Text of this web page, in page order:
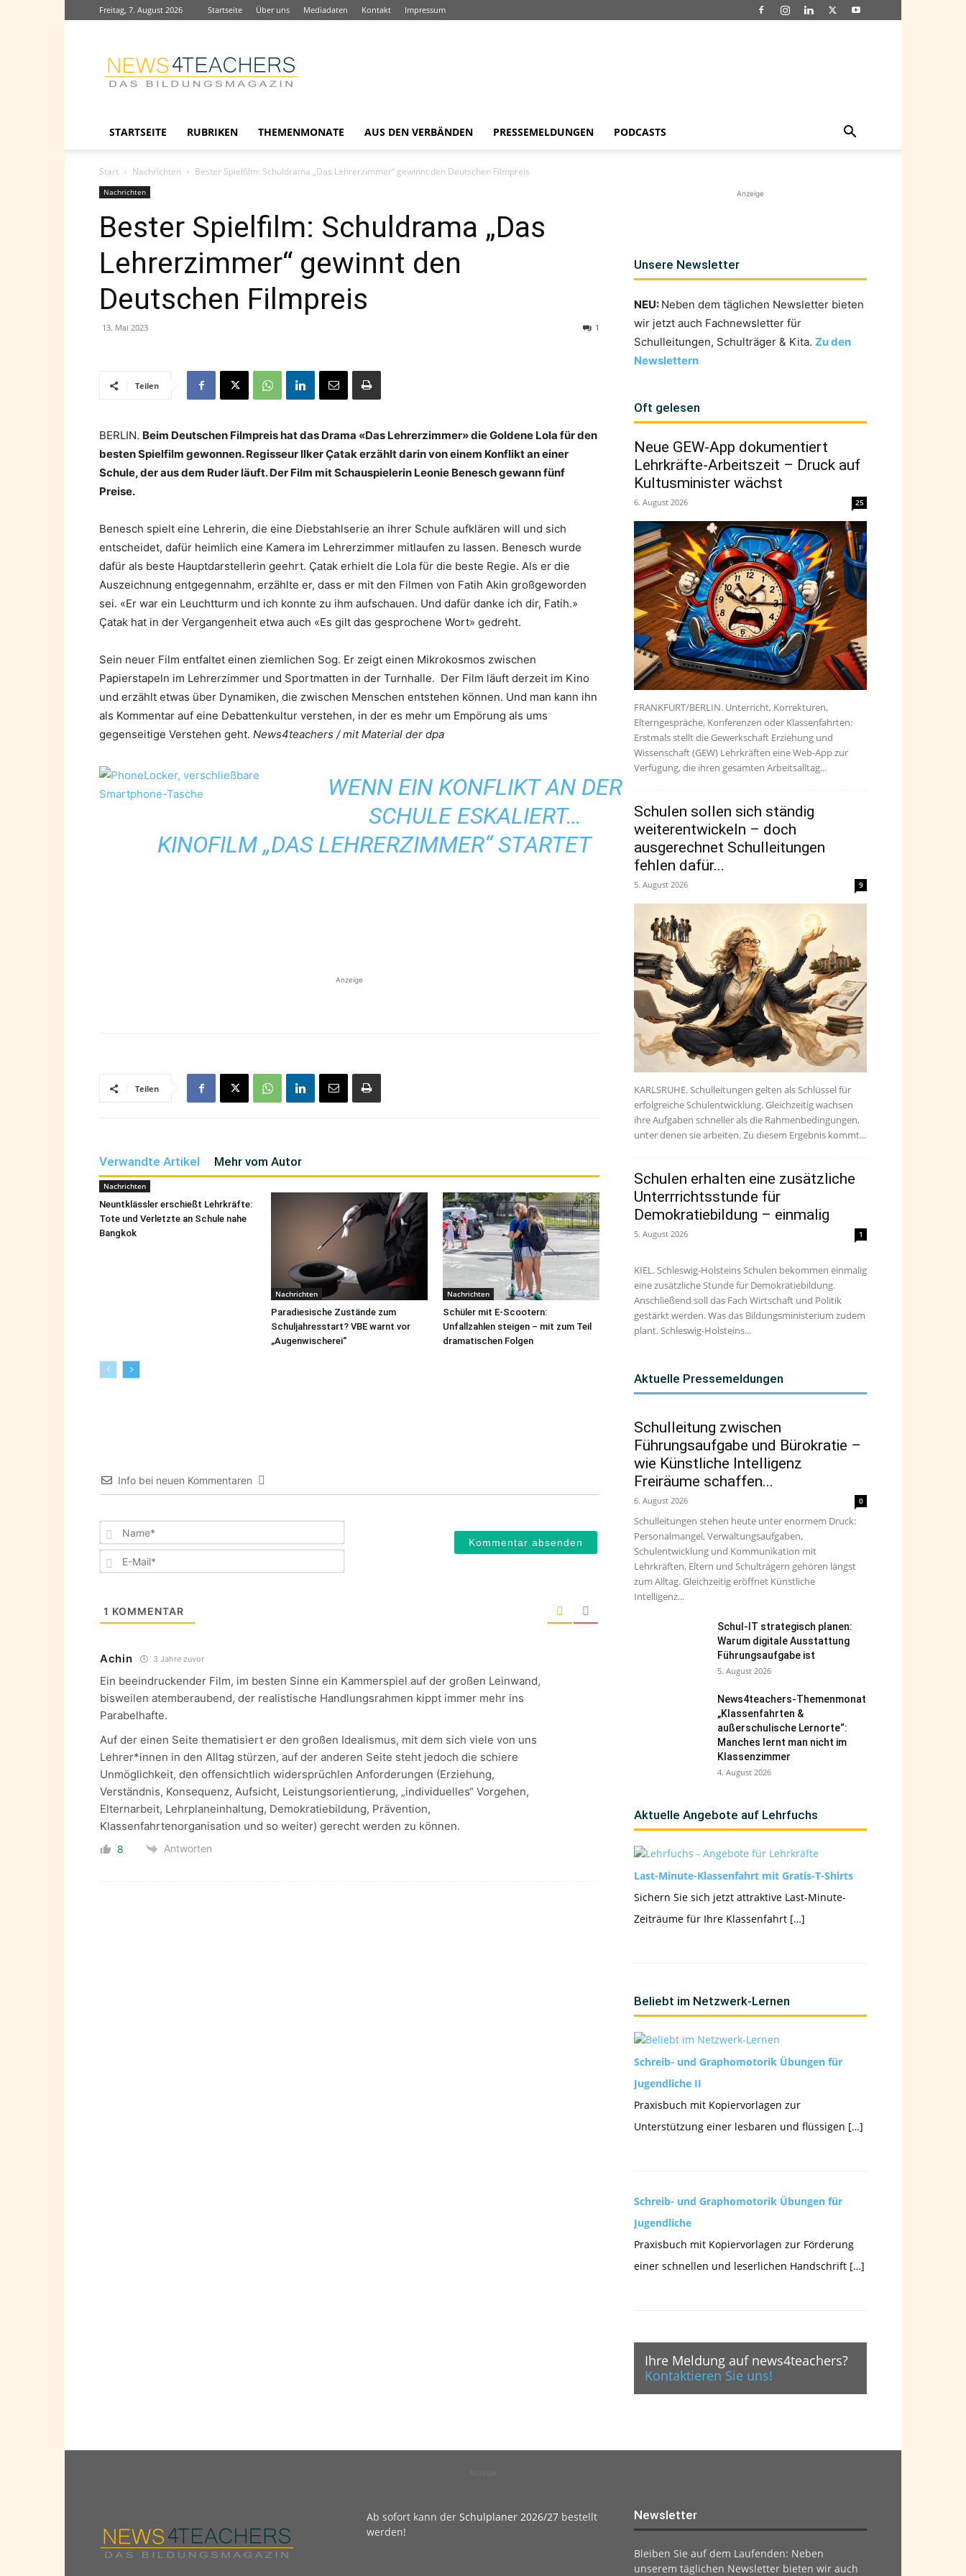
Freitag, 7. August 2026 Startseite Über uns Mediadaten Kontakt Impressum
STARTSEITE RUBRIKEN THEMENMONATE AUS DEN VERBÄNDEN PRESSEMELDUNGEN PODCASTS
Start Nachrichten Bester Spielfilm: Schuldrama „Das Lehrerzimmer“ gewinnt den Deutschen Filmpreis
Nachrichten
Bester Spielfilm: Schuldrama „Das
Lehrerzimmer“ gewinnt den
Deutschen Filmpreis
13. Mai 2023 1
Teilen
BERLIN. Beim Deutschen Filmpreis hat das Drama «Das Lehrerzimmer» die Goldene Lola für den
besten Spielfilm gewonnen. Regisseur Ilker Çatak erzählt darin von einem Konflikt an einer
Schule, der aus dem Ruder läuft. Der Film mit Schauspielerin Leonie Benesch gewann fünf
Preise.
Benesch spielt eine Lehrerin, die eine Diebstahlserie an ihrer Schule aufklären will und sich
entscheidet, dafür heimlich eine Kamera im Lehrerzimmer mitlaufen zu lassen. Benesch wurde
dafür als beste Hauptdarstellerin geehrt. Çatak erhielt die Lola für die beste Regie. Als er die
Auszeichnung entgegennahm, erzählte er, dass er mit den Filmen von Fatih Akin großgeworden
sei. «Er war ein Leuchtturm und ich konnte zu ihm aufschauen. Und dafür danke ich dir, Fatih.»
Çatak hat in der Vergangenheit etwa auch «Es gilt das gesprochene Wort» gedreht.
Sein neuer Film entfaltet einen ziemlichen Sog. Er zeigt einen Mikrokosmos zwischen
Papierstapeln im Lehrerzimmer und Sportmatten in der Turnhalle. Der Film läuft derzeit im Kino
und erzählt etwas über Dynamiken, die zwischen Menschen entstehen können. Und man kann ihn
als Kommentar auf eine Debattenkultur verstehen, in der es mehr um Empörung als ums
gegenseitige Verstehen geht. News4teachers / mit Material der dpa
WENN EIN KONFLIKT AN DER
SCHULE ESKALIERT…
KINOFILM „DAS LEHRERZIMMER“ STARTET
Anzeige
Teilen
Verwandte Artikel Mehr vom Autor
Nachrichten
Neuntklässler erschießt Lehrkräfte:
Tote und Verletzte an Schule nahe
Bangkok
Nachrichten
Paradiesische Zustände zum
Schuljahresstart? VBE warnt vor
„Augenwischerei“
Nachrichten
Schüler mit E-Scootern:
Unfallzahlen steigen – mit zum Teil
dramatischen Folgen
Info bei neuen Kommentaren
Name*
E-
1 KOMMENTAR
Achin 3 Jahre zuvor
Ein beeindruckender Film, im besten Sinne ein Kammerspiel auf der großen Leinwand,
bisweilen atemberaubend, der realistische Handlungsrahmen kippt immer mehr ins
Parabelhafte.
Auf der einen Seite thematisiert er den großen Idealismus, mit dem sich viele von uns
Lehrer*innen in den Alltag stürzen, auf der anderen Seite steht jedoch die schiere
Unmöglichkeit, den offensichtlich widersprüchlen Anforderungen (Erziehung,
Verständnis, Konsequenz, Aufsicht, Leistungsorientierung, „individuelles“ Vorgehen,
Elternarbeit, Lehrplaneinhaltung, Demokratiebildung, Prävention,
Klassenfahrtenorganisation und so weiter) gerecht werden zu können.
8 Antworten
Anzeige
Unsere Newsletter
NEU: Neben dem täglichen Newsletter bieten
wir jetzt auch Fachnewsletter für
Schulleitungen, Schulträger & Kita. Zu den
Newslettern
Oft gelesen
Neue GEW-App dokumentiert
Lehrkräfte-Arbeitszeit – Druck auf
Kultusminister wächst
6. August 2026 25
FRANKFURT/BERLIN. Unterricht, Korrekturen,
Elterngespräche, Konferenzen oder Klassenfahrten:
Erstmals stellt die Gewerkschaft Erziehung und
Wissenschaft (GEW) Lehrkräften eine Web-App zur
Verfügung, die ihren gesamten Arbeitsalltag...
Schulen sollen sich ständig
weiterentwickeln – doch
ausgerechnet Schulleitungen
fehlen dafür...
5. August 2026 9
KARLSRUHE. Schulleitungen gelten als Schlüssel für
erfolgreiche Schulentwicklung. Gleichzeitig wachsen
ihre Aufgaben schneller als die Rahmenbedingungen,
unter denen sie arbeiten. Zu diesem Ergebnis kommt...
Schulen erhalten eine zusätzliche
Unterrrichtsstunde für
Demokratiebildung – einmalig
5. August 2026 1
KIEL. Schleswig-Holsteins Schulen bekommen einmalig
eine zusätzliche Stunde für Demokratiebildung.
Anschließend soll das Fach Wirtschaft und Politik
gestärkt werden. Was das Bildungsministerium zudem
plant. Schleswig-Holsteins...
Aktuelle Pressemeldungen
Schulleitung zwischen
Führungsaufgabe und Bürokratie –
wie Künstliche Intelligenz
Freiräume schaffen...
6. August 2026 0
Schulleitungen stehen heute unter enormem Druck:
Personalmangel, Verwaltungsaufgaben,
Schulentwicklung und Kommunikation mit
Lehrkräften, Eltern und Schulträgern gehören längst
zum Alltag. Gleichzeitig eröffnet Künstliche
Intelligenz...
Schul-IT strategisch planen:
Warum digitale Ausstattung
Führungsaufgabe ist
5. August 2026
News4teachers-Themenmonat
„Klassenfahrten &
außerschulische Lernorte“:
Manches lernt man nicht im
Klassenzimmer
4. August 2026
Aktuelle Angebote auf Lehrfuchs
Last-Minute-Klassenfahrt mit Gratis-T-Shirts
Sichern Sie sich jetzt attraktive Last-Minute-
Zeiträume für Ihre Klassenfahrt […]
Beliebt im Netzwerk-Lernen
Schreib- und Graphomotorik Übungen für
Jugendliche II
Praxisbuch mit Kopiervorlagen zur
Unterstützung einer lesbaren und flüssigen […]
Schreib- und Graphomotorik Übungen für
Jugendliche
Praxisbuch mit Kopiervorlagen zur Förderung
einer schnellen und leserlichen Handschrift […]
Ihre Meldung auf news4teachers?
Kontaktieren Sie uns!
Ab sofort kann der Schulplaner 2026/27 bestellt
werden!
Newsletter
Bleiben Sie auf dem Laufenden: Neben
unserem täglichen Newsletter bieten wir auch